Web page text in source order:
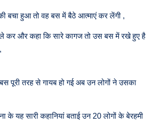
बचा हुआ तो वह बस में बैठे आत्माएं कर लेंगी ,
ले कर और कहा कि सारे कागज तो उस बस में रखे हुए है
तरह से गायब हो गई अब उन लोगों ने उसका
के यह सारी कहानियां बताई उन 20 लोगों के बेरहमी